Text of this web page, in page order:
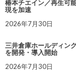
椿本チエイン／再生可
現を加速
2026年7月30日
三井倉庫ホールディン
を開発・導入開始
2026年7月30日